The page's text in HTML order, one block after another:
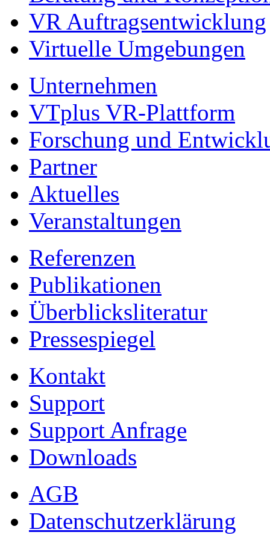
VR Auftragsentwicklung
Virtuelle Umgebungen
Unternehmen
VTplus VR-Plattform
Forschung und
Partner
Aktuelles
Veranstaltungen
Referenzen
Publikationen
Überblicksliteratur
Pressespiegel
Kontakt
Support
Support Anfrage
Downloads
AGB
Datenschutzerklärung